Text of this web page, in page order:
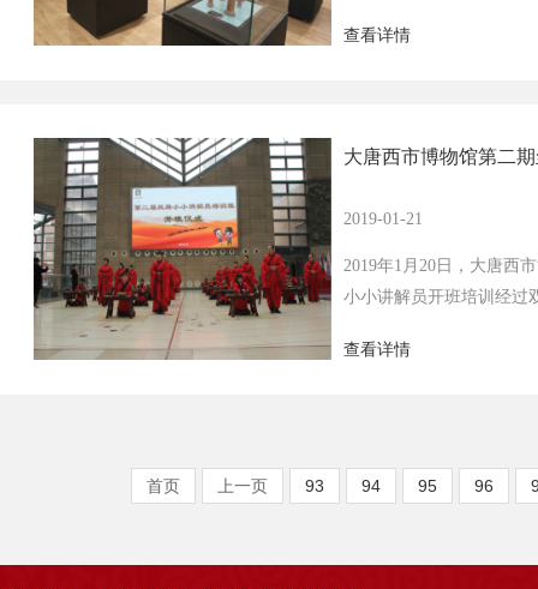
查看详情
大唐西市博物馆第二
2019-01-21
2019年1月20日，大唐西
小小讲解员开班培训经过
查看详情
首页 上一页 93 94 95 96